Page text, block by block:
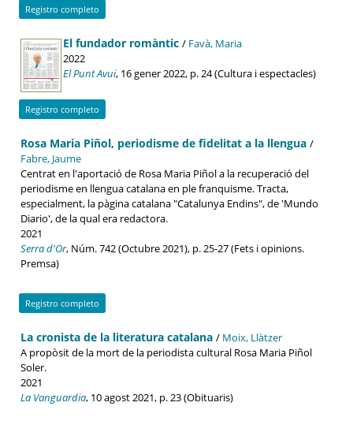
Registro completo
El fundador romàntic / Favà, Maria
2022
El Punt Avui, 16 gener 2022, p. 24 (Cultura i espectacles)
Registro completo
Rosa Maria Piñol, periodisme de fidelitat a la llengua /
Fabre, Jaume
Centrat en l'aportació de Rosa Maria Piñol a la recuperació del
periodisme en llengua catalana en ple franquisme. Tracta,
especialment, la pàgina catalana "Catalunya Endins", de 'Mundo
Diario', de la qual era redactora.
2021
Serra d'Or, Núm. 742 (Octubre 2021), p. 25-27 (Fets i opinions.
Premsa)
Registro completo
La cronista de la literatura catalana / Moix, Llàtzer
A propòsit de la mort de la periodista cultural Rosa Maria Piñol
Soler.
2021
La Vanguardia, 10 agost 2021, p. 23 (Obituaris)